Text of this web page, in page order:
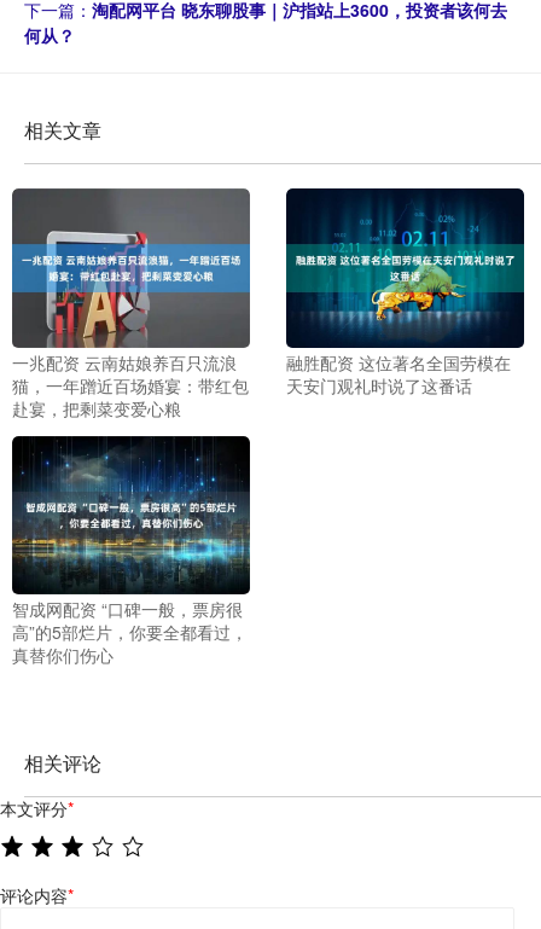
下一篇： 淘配网平台 晓东聊股事｜沪指站上3600，投资者该何去
何从？
相关文章
一兆配资 云南姑娘养百只流浪
猫，一年蹭近百场婚宴：带红包
赴宴，把剩菜变爱心粮
融胜配资 这位著名全国劳模在
天安门观礼时说了这番话
智成网配资 “口碑一般，票房很
高”的5部烂片，你要全都看过，
真替你们伤心
相关评论
本文评分*
评论内容*